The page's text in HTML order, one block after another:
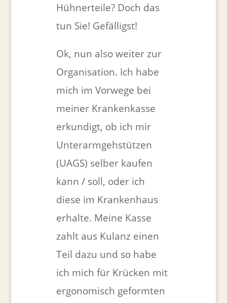
Hühnerteile? Doch das
tun Sie! Gefälligst!
Ok, nun also weiter zur
Organisation. Ich habe
mich im Vorwege bei
meiner Krankenkasse
erkundigt, ob ich mir
Unterarmgehstützen
(UAGS) selber kaufen
kann / soll, oder ich
diese im Krankenhaus
erhalte. Meine Kasse
zahlt aus Kulanz einen
Teil dazu und so habe
ich mich für Krücken mit
ergonomisch geformten